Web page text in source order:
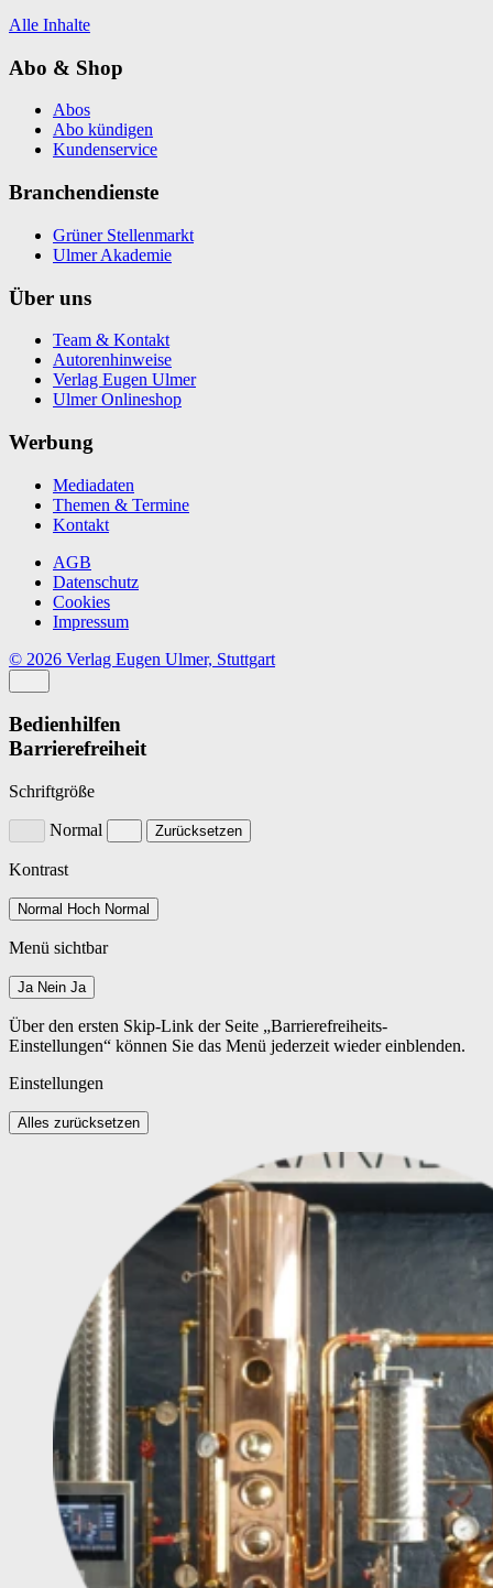
Alle Inhalte
Abo & Shop
Abos
Abo kündigen
Kundenservice
Branchendienste
Grüner Stellenmarkt
Ulmer Akademie
Über uns
Team & Kontakt
Autorenhinweise
Verlag Eugen Ulmer
Ulmer Onlineshop
Werbung
Mediadaten
Themen & Termine
Kontakt
AGB
Datenschutz
Cookies
Impressum
© 2026 Verlag Eugen Ulmer, Stuttgart
Bedienhilfen
Barrierefreiheit
Schriftgröße
Normal Zurücksetzen
Kontrast
Normal Hoch Normal
Menü sichtbar
Ja Nein Ja
Über den ersten Skip-Link der Seite „Barrierefreiheits-
Einstellungen“ können Sie das Menü jederzeit wieder einblenden.
Einstellungen
Alles zurücksetzen